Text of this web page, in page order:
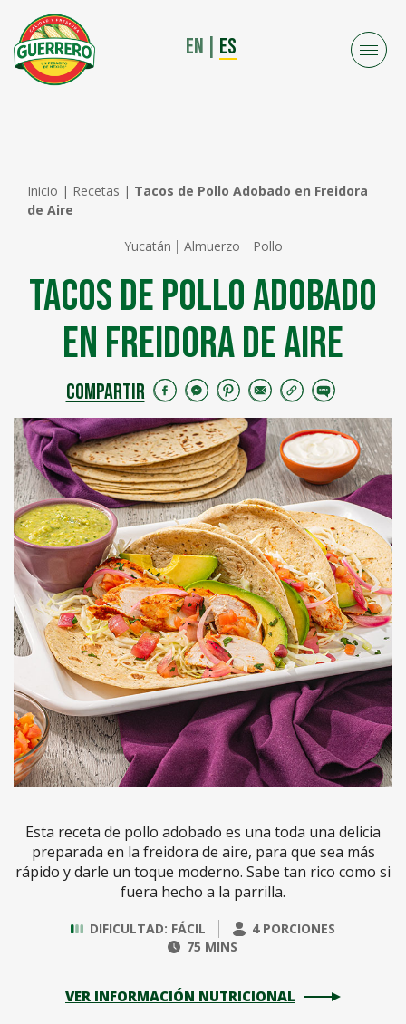
EN ES
Inicio | Recetas | Tacos de Pollo Adobado en Freidora
de Aire
Yucatán Almuerzo Pollo
Tacos de Pollo Adobado
en Freidora de Aire
COMPARTIR
Esta receta de pollo adobado es una toda una delicia
preparada en la freidora de aire, para que sea más
rápido y darle un toque moderno. Sabe tan rico como si
fuera hecho a la parrilla.
DIFICULTAD: FÁCIL
4 PORCIONES
75 MINS
VER INFORMACIÓN NUTRICIONAL